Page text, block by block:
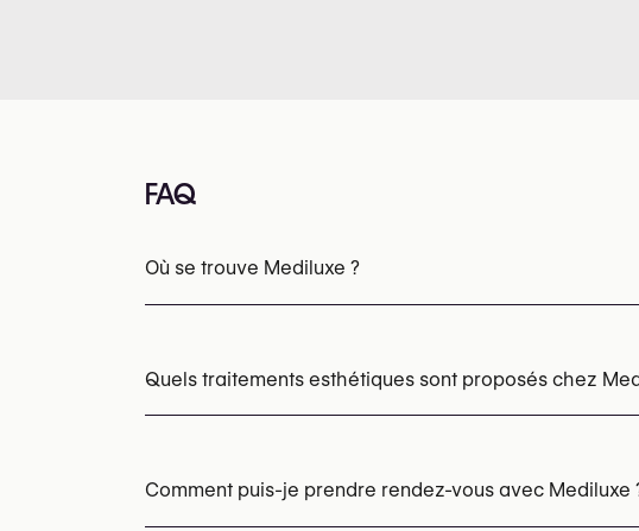
FAQ
Où se trouve Mediluxe ?
Quels traitements esthétiques sont proposés chez
Comment puis-je prendre rendez-vous avec Mediluxe